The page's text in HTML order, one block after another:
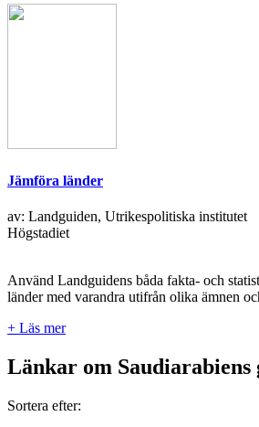
Jämföra länder
av: Landguiden, Utrikespolitiska institutet
Högstadiet
Använd Landguidens båda fakta- och
länder med varandra utifrån olika ämnen
+ Läs mer
Länkar om Saudiarabiens
Sortera efter: